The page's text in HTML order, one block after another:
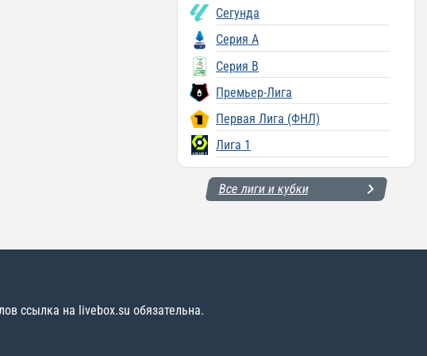
Сегунда
Серия A
Серия B
Премьер-Лига
Первая Лига (ФНЛ)
Лига 1
Все лиги и кубки
ссылка на livebox.su обязательна.